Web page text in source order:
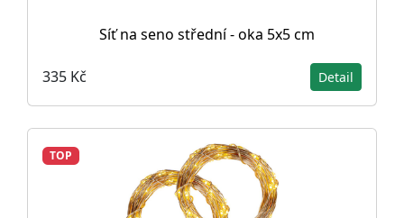
Síť na seno střední - oka 5x5 cm
335 Kč Detail
TOP